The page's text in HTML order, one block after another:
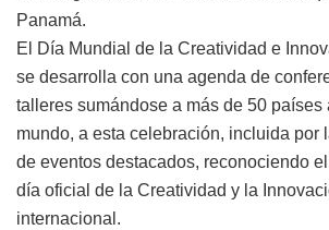
Panamá.
El Día Mundial de la Creatividad e
se desarrolla con una agenda de
talleres sumándose a más de 50 países
mundo, a esta celebración, incluida por
de eventos destacados, reconociendo
día oficial de la Creatividad y la
internacional.